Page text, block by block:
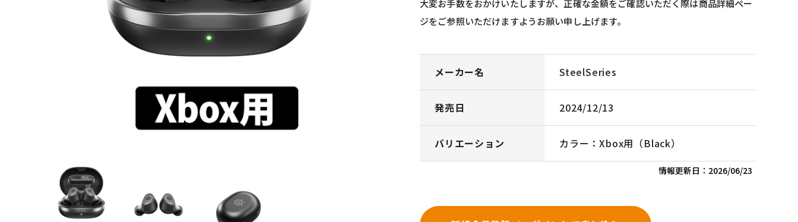
大変お手数をおかけいたしますが、正確な金額をご確認いただく際は商品詳細ペー
ジをご参照いただけますようお願い申し上げます。
メーカー名 SteelSeries
発売日 2024/12/13
バリエーション カラー：Xbox用（Black）
情報更新日： 2026/06/23